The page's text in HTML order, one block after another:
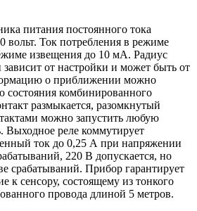
питания постоянного тока
вольт. Ток потребления в режиме
извещения до 10 мА. Радиус
зависит от настройки и может быть от
о приближении можно
состояния комбинированного
размыкается, разомкнутый
можно запустить любую
реле коммутирует
ток до 0,25 А при напряжении
220 В допускается, но
срабатываний. Прибор гарантирует
к сенсору, состоящему из тонкого
провода длиной 5 метров.